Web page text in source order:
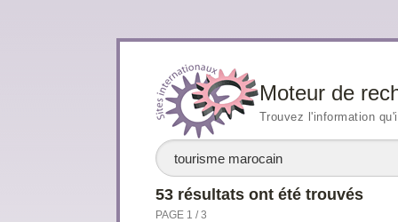
Moteur de
Trouvez l'information
53 résultats ont été trouvés
PAGE 1 / 3